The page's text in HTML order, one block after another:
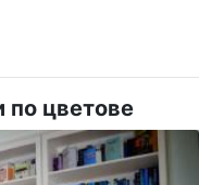
по цветове